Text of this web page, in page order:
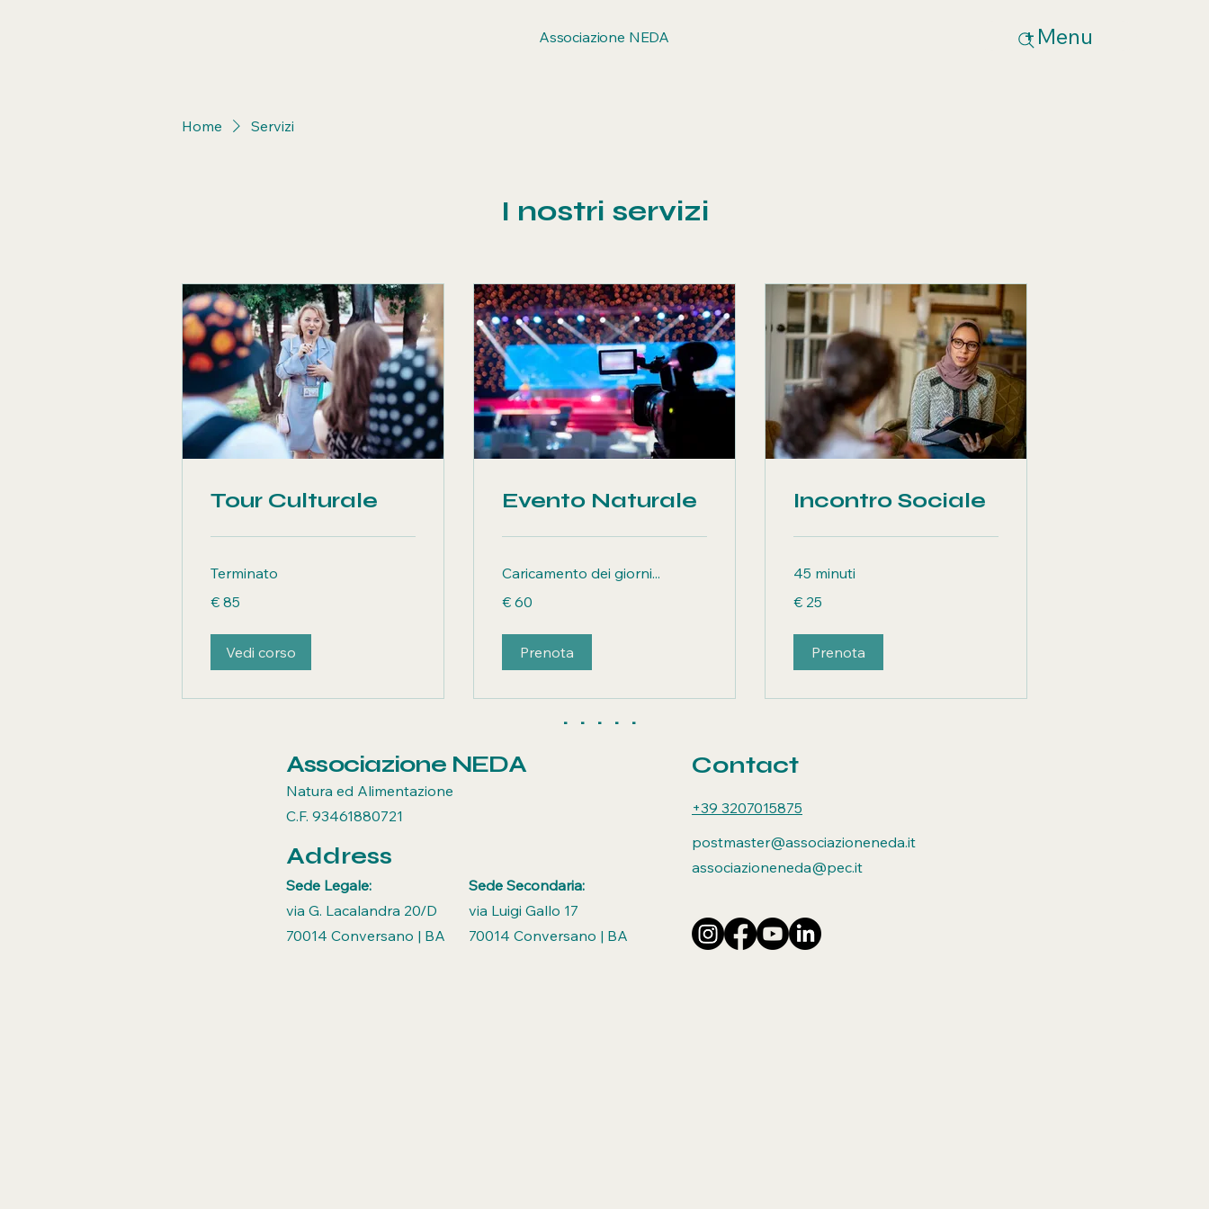
Associazione NEDA +Menu
Home Servizi
I nostri servizi
Tour Culturale
Terminato
euro
€ 85
Vedi corso
Evento Naturale
Caricamento dei giorni...
euro
€ 60
Prenota
Incontro Sociale
45 minuti
euro
€ 25
Prenota
. . . . .
Associazione NEDA
Natura ed Alimentazione
C.F. 93461880721
Address
Sede Legale:
via G. Lacalandra 20/D
70014 Conversano | BA
Sede Secondaria:
via Luigi Gallo 17
70014 Conversano | BA
Contact
+39 3207015875
postmaster@associazioneneda.it
associazioneneda@pec.it